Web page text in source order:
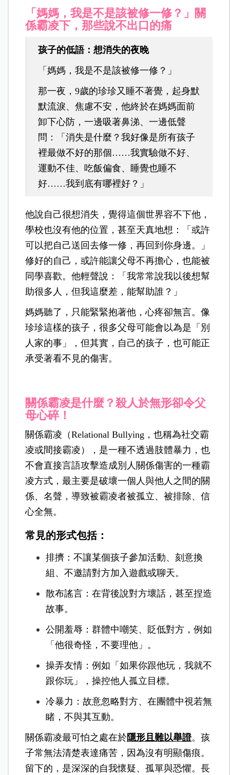
「媽媽，我是不是該被修一修？」關
係霸凌下，那些說不出口的痛
孩子的低語：想消失的夜晚
「媽媽，我是不是該被修一修？」
那一夜，9歲的珍珍又睡不著覺，起身默
默流淚、焦慮不安，他終於在媽媽面前
卸下心防，一邊吸著鼻涕、一邊低聲
問：「消失是什麼？我好像是所有孩子
裡最做不好的那個……我實驗做不好、
運動不佳、吃飯偏食、睡覺也睡不
好……我到底有哪裡好？」
他說自己很想消失，覺得這個世界容不下他，
學校也沒有他的位置，甚至天真地想：「或許
可以把自己送回去修一修，再回到你身邊。」
修好的自己，或許能讓父母不再擔心，也能被
同學喜歡。他輕聲說：「我常常說我以後想幫
助很多人，但我這麼差，能幫助誰？」
媽媽聽了，只能緊緊抱著他，心疼卻無言。像
珍珍這樣的孩子，很多父母可能會以為是「別
人家的事」，但其實，自己的孩子，也可能正
承受著看不見的傷害。
關係霸凌是什麼？殺人於無形卻令父
母心碎！
關係霸凌（Relational Bullying，也稱為社交霸
凌或間接霸凌），是一種不透過肢體暴力，也
不會直接言語攻擊造成別人關係傷害的一種霸
凌方式，最主要是破壞一個人與他人之間的關
係、名聲，導致被霸凌者被孤立、被排除、信
心全無。
常見的形式包括：
排擠：不讓某個孩子參加活動、刻意換
組、不邀請對方加入遊戲或聊天。
散布謠言：在背後說對方壞話，甚至捏造
故事。
公開羞辱：群體中嘲笑、貶低對方，例如
「他很奇怪，不要理他」。
操弄友情：例如「如果你跟他玩，我就不
跟你玩」，操控他人孤立目標。
冷暴力：故意忽略對方、在團體中視若無
睹，不與其互動。
關係霸凌最可怕之處在於隱形且難以舉證。孩
子常無法清楚表達痛苦，因為沒有明顯傷痕。
留下的，是深深的自我懷疑、孤單與恐懼。長